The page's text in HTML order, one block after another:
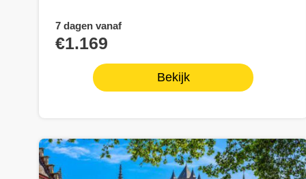
7 dagen vanaf
€1.169
Bekijk